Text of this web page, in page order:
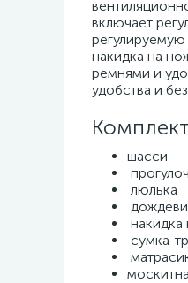
включает
регулируемую
накидка на
ремнями и
удобства и
шасси
люлька
накидка
сумка-